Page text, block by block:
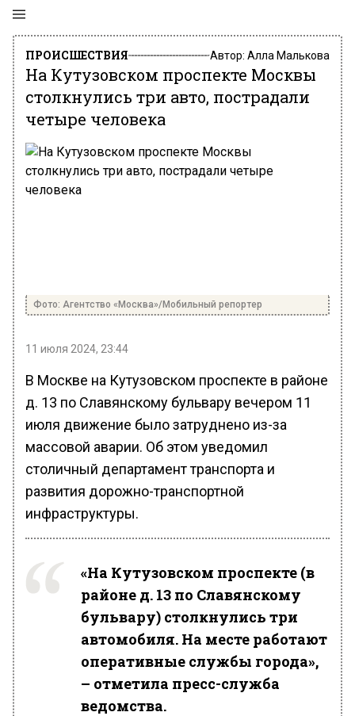
ПРОИСШЕСТВИЯ Автор: Алла Малькова
На Кутузовском проспекте Москвы
столкнулись три авто, пострадали
четыре человека
Фото: Агентство «Москва»/Мобильный репортер
11 июля 2024, 23:44
В Москве на Кутузовском проспекте в районе
д. 13 по Славянскому бульвару вечером 11
июля движение было затруднено из-за
массовой аварии. Об этом уведомил
столичный департамент транспорта и
развития дорожно-транспортной
инфраструктуры.
«На Кутузовском проспекте (в
районе д. 13 по Славянскому
бульвару) столкнулись три
автомобиля. На месте работают
оперативные службы города»,
– отметила пресс-служба
ведомства.